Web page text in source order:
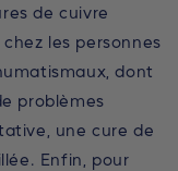
de cuivre
les personnes
dont
problèmes
une cure de
Enfin, pour